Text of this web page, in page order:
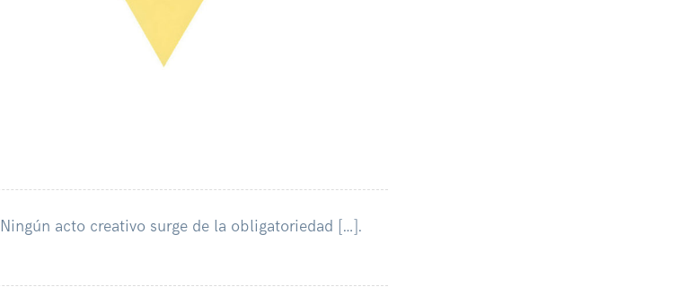
Ningún acto creativo surge de la obligatoriedad […].